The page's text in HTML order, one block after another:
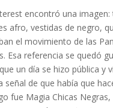
encontró una imagen:
afro, vestidas de negro,
el movimiento de las
Esa referencia se quedó
un día se hizo pública y
señal de que había que
fue Magia Chicas Negras,